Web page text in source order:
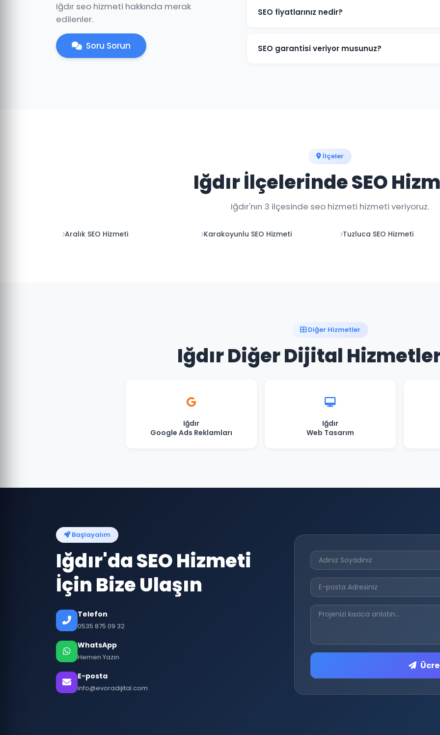
Iğdır seo hizmeti hakkında merak
edilenler.
Soru Sorun
çalışması ve yerel dizin kayıtları dahil kapsamlı yerel
SEO fiyatlarınız nedir?
işletmeniz için ücretsiz SEO analizi yapıp size özel
SEO garantisi veriyor musunuz?
İlçeler
Iğdır İlçelerinde SEO
Iğdır'nın 3 ilçesinde seo hizmeti hizmeti veriyoruz.
Aralık SEO Hizmeti Karakoyunlu SEO Hizmeti Tuzluca SEO Hizmeti
Diğer Hizmetler
Iğdır Diğer Dijital
Iğdır
Google Ads Reklamları
Iğdır
Web Tasarım
Başlayalım
Iğdır'da SEO Hizmeti
İçin Bize Ulaşın
Telefon
0535 875 09 32
WhatsApp
Hemen Yazın
E-posta
info@evoradijital.com